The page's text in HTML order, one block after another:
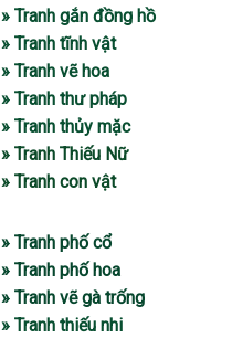
» Tranh gắn đồng hồ
» Tranh tĩnh vật
» Tranh vẽ hoa
» Tranh thư pháp
» Tranh thủy mặc
» Tranh Thiếu Nữ
» Tranh con vật
» Tranh phố cổ
» Tranh phố hoa
» Tranh vẽ gà trống
» Tranh thiếu nhi